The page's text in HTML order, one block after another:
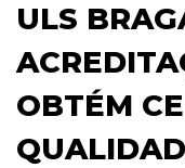
ULS
OBTÉM